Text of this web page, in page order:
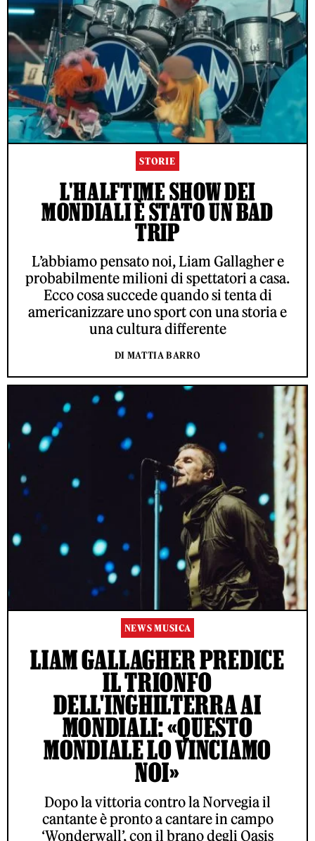
STORIE
L'HALFTIME SHOW DEI
MONDIALI È STATO UN BAD
TRIP
L’abbiamo pensato noi, Liam Gallagher e
probabilmente milioni di spettatori a casa.
Ecco cosa succede quando si tenta di
americanizzare uno sport con una storia e
una cultura differente
DI MATTIA BARRO
NEWS MUSICA
LIAM GALLAGHER PREDICE
IL TRIONFO
DELL'INGHILTERRA AI
MONDIALI: «QUESTO
MONDIALE LO VINCIAMO
NOI»
Dopo la vittoria contro la Norvegia il
cantante è pronto a cantare in campo
‘Wonderwall’, con il brano degli Oasis